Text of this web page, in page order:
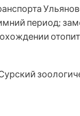
период;